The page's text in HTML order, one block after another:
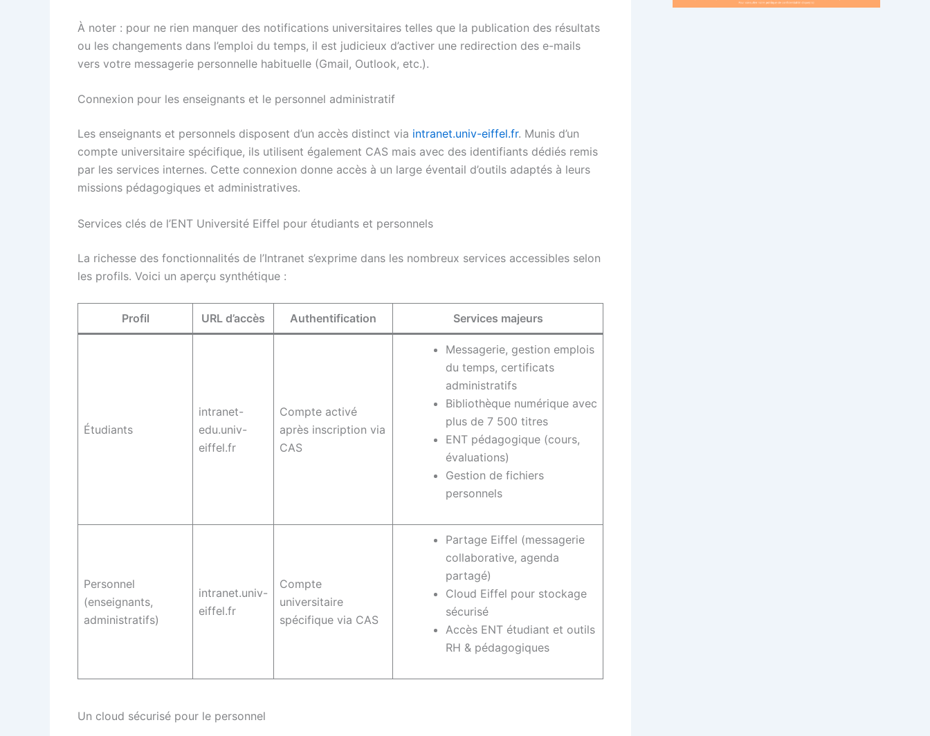
À noter : pour ne rien manquer des notifications universitaires telles que la publication des résultats
ou les changements dans l’emploi du temps, il est judicieux d’activer une redirection des e-mails
vers votre messagerie personnelle habituelle (Gmail, Outlook, etc.).
Connexion pour les enseignants et le personnel administratif
Les enseignants et personnels disposent d’un accès distinct via intranet.univ-eiffel.fr. Munis d’un
compte universitaire spécifique, ils utilisent également CAS mais avec des identifiants dédiés remis
par les services internes. Cette connexion donne accès à un large éventail d’outils adaptés à leurs
missions pédagogiques et administratives.
Services clés de l’ENT Université Eiffel pour étudiants et personnels
La richesse des fonctionnalités de l’Intranet s’exprime dans les nombreux services accessibles selon
les profils. Voici un aperçu synthétique :
Profil URL d’accès Authentification Services majeurs
Étudiants
intranet-
edu.univ-
eiffel.fr
Compte activé
après inscription via
CAS
Messagerie, gestion emplois
du temps, certificats
administratifs
Bibliothèque numérique avec
plus de 7 500 titres
ENT pédagogique (cours,
évaluations)
Gestion de fichiers
personnels
Personnel
(enseignants,
administratifs)
intranet.univ-
eiffel.fr
Compte
universitaire
spécifique via CAS
Partage Eiffel (messagerie
collaborative, agenda
partagé)
Cloud Eiffel pour stockage
sécurisé
Accès ENT étudiant et outils
RH & pédagogiques
Un cloud sécurisé pour le personnel